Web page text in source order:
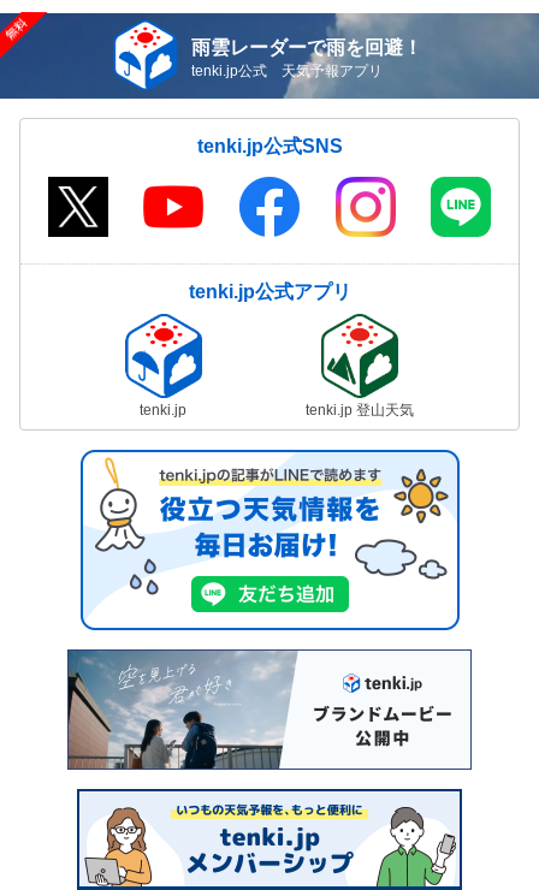
雨雲レーダーで雨を回避！
tenki.jp公式 天気予報アプリ
tenki.jp公式SNS
tenki.jp公式アプリ
tenki.jp tenki.jp 登山天気